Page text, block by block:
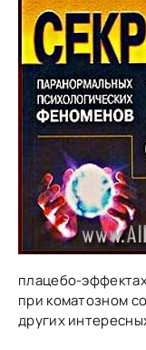
плацебо-
при коматозном
других